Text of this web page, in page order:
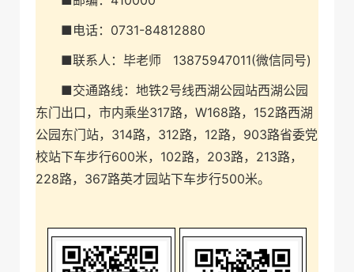
■电话：0731-84812880
■联系人：毕老师 13875947011(微信同号)
■交通路线：地铁2号线西湖公园站西湖公园
东门出口，市内乘坐317路，W168路，152路西湖
公园东门站，314路，312路，12路，903路省委党
校站下车步行600米，102路，203路，213路，
228路，367路英才园站下车步行500米。